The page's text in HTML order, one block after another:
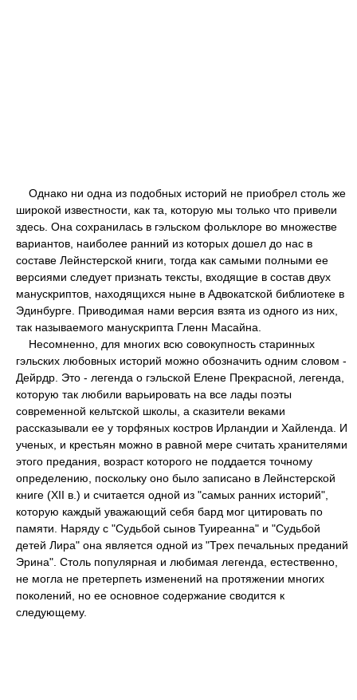
Однако ни одна из подобных историй не приобрел столь же
широкой известности, как та, которую мы только что привели
здесь. Она сохранилась в гэльском фольклоре во множестве
вариантов, наиболее ранний из которых дошел до нас в
составе Лейнстерской книги, тогда как самыми полными ее
версиями следует признать тексты, входящие в состав двух
манускриптов, находящихся ныне в Адвокатской библиотеке в
Эдинбурге. Приводимая нами версия взята из одного из них,
так называемого манускрипта Гленн Масайна.
Несомненно, для многих всю совокупность старинных
гэльских любовных историй можно обозначить одним словом -
Дейрдр. Это - легенда о гэльской Елене Прекрасной, легенда,
которую так любили варьировать на все лады поэты
современной кельтской школы, а сказители веками
рассказывали ее у торфяных костров Ирландии и Хайленда. И
ученых, и крестьян можно в равной мере считать хранителями
этого предания, возраст которого не поддается точному
определению, поскольку оно было записано в Лейнстерской
книге (ХII в.) и считается одной из "самых ранних историй",
которую каждый уважающий себя бард мог цитировать по
памяти. Наряду с "Судьбой сынов Туиреанна" и "Судьбой
детей Лира" она является одной из "Трех печальных преданий
Эрина". Столь популярная и любимая легенда, естественно,
не могла не претерпеть изменений на протяжении многих
поколений, но ее основное содержание сводится к
следующему.